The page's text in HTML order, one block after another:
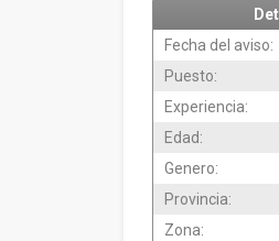
Fecha del aviso:
Puesto:
Experiencia:
Edad:
Genero:
Provincia:
Zona: